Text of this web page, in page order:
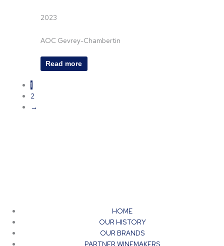
2023
AOC Gevrey-Chambertin
Read more
1
2
→
HOME
OUR HISTORY
OUR BRANDS
PARTNER WINEMAKERS